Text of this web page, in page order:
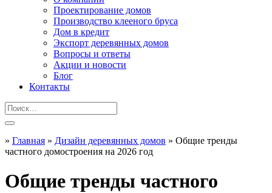
Проектирование домов
Производство клееного бруса
Дом в кредит
Экспорт деревянных домов
Вопросы и ответы
Акции и новости
Блог
Контакты
» Главная » Дизайн деревянных домов » Общие тренды
частного домостроения на 2026 год
Общие тренды частного